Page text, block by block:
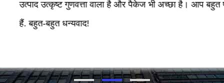
हार्नेस क्लॉथ टेप और ऊनी टेप का उत्पादन करने में बहुत पेशेवर है।
के साथ दीर्घकालिक व्यापार सहयोग चुनेंगे!